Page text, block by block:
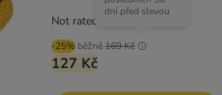
-25% běžně169 Kč
dní před slevou
127 Kč
Not rated